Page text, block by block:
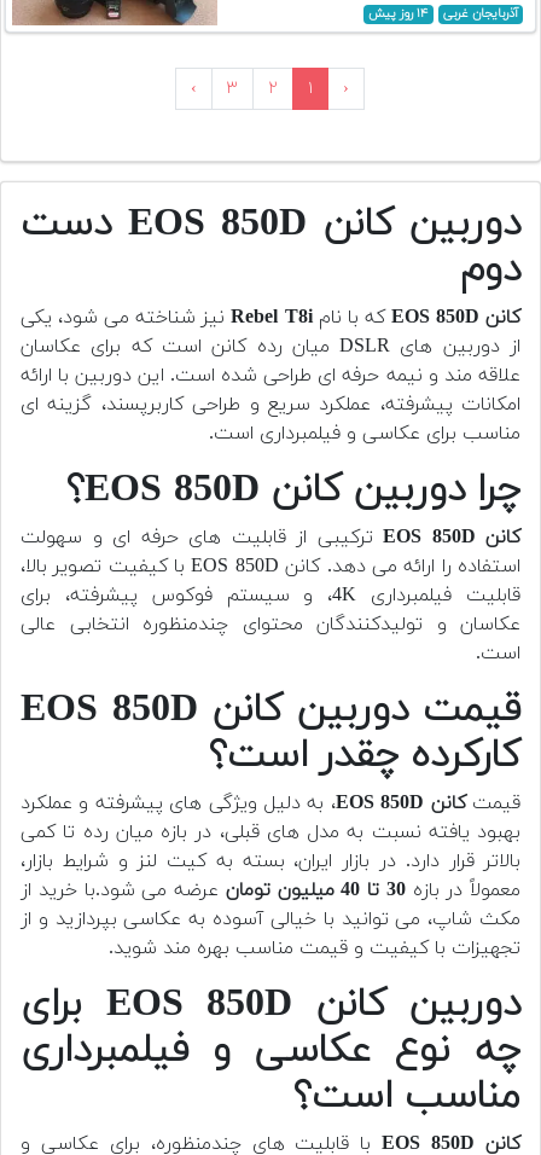
آذربایجان غربی ۱۴ روز پیش
‹ ۱ ۲ ۳ ›
دوربین کانن EOS 850D دست
دوم
کانن EOS 850D که با نامRebel T8iنیز شناخته می شود، یکی
از دوربین های DSLR میان رده کانن است که برای عکاسان
علاقه مند و نیمه حرفه ای طراحی شده است. این دوربین با ارائه
امکانات پیشرفته، عملکرد سریع و طراحی کاربرپسند، گزینه ای
مناسب برای عکاسی و فیلمبرداری است.
چرا دوربین کانن EOS 850D؟
کانن EOS 850D
ترکیبی از قابلیت های حرفه ای و سهولت
استفاده را ارائه می دهد. کانن EOS 850D با کیفیت تصویر بالا،
قابلیت فیلمبرداری 4K، و سیستم فوکوس پیشرفته، برای
عکاسان و تولیدکنندگان محتوای چندمنظوره انتخابی عالی
است.
قیمت دوربین کانن EOS 850D
کارکرده چقدر است؟
قیمتکانن EOS 850D
، به دلیل ویژگی های پیشرفته و عملکرد
بهبود یافته نسبت به مدل های قبلی، در بازه میان رده تا کمی
بالاتر قرار دارد. در بازار ایران، بسته به کیت لنز و شرایط بازار،
معمولاً در بازه30 تا 40 میلیون تومان
عرضه می شود.با خرید از
مکث شاپ، می توانید با خیالی آسوده به عکاسی بپردازید و از
تجهیزات با کیفیت و قیمت مناسب بهره مند شوید.
دوربین کانن EOS 850D برای
چه نوع عکاسی و فیلمبرداری
مناسب است؟
کانن EOS 850D با قابلیت های چندمنظوره، برای عکاسی و